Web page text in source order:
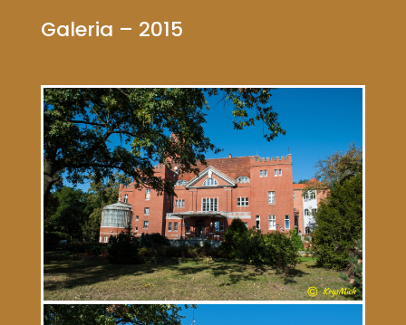
Galeria – 2015